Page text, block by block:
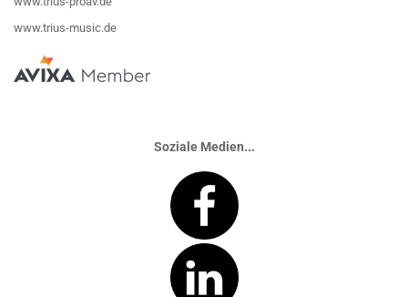
www.trius-music.de
Soziale Medien...